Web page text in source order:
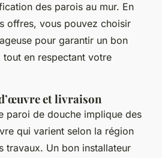
des parois au mur. En
offres, vous pouvez choisir
pour garantir un bon
en respectant votre
et livraison
paroi de douche implique des
qui varient selon la région
travaux. Un bon installateur